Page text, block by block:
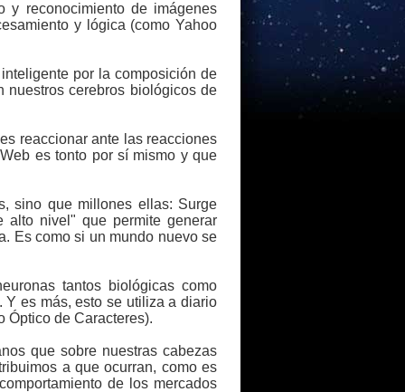
y reconocimiento de imágenes
y lógica (como Yahoo
por la composición de
nuestros cerebros biológicos de
reaccionar ante las reacciones
es tonto por sí mismo y que
sino que millones ellas: Surge
alto nivel" que permite generar
Es como si un mundo nuevo se
tantos biológicas como
es más, esto se utiliza a diario
Óptico de Caracteres).
que sobre nuestras cabezas
a que ocurran, como es
de los mercados